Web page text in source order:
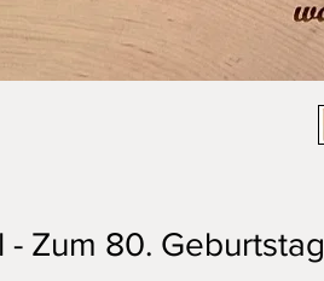
- Zum 80. Geburtstag